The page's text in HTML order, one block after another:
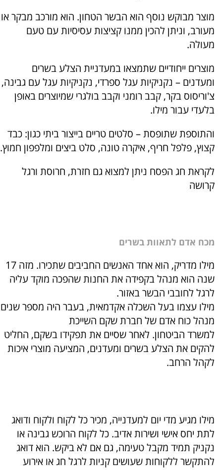
מוצר מבוקש נוסף הוא הבשר הטחון. הוא מורכב מבקר או
מעורב, וניתן להכין ממנו קציצות עסיסיות עם טעם
מעולה.
מוצרים ייחודיים שתמצאו במעדניית הצלע בשרים
ומעדנים – נקניקיות עגל ספרדי, נקניקיות עגל עם גבינה,
צ'וריסוס בקר, קבב רומני וקבב בולגרי שמיוצרים באופן
בלעדי עבור מילו.
והתוספת שתופסת – סלטים טריים בייצור ביתי כגון: כבד
קצוץ, פלפל חריף, איקרה טונה, סלט ביצים ומלפפון חמוץ.
לקראת חג הפסח ניתן למצוא גם חזרת, חרוסת ורגל
קרושה
מכח אדם לתאוות בשרים
מילו מדריק, הוא אחד האנשים החביבים שתכירו. מזה 17
שנה הוא מנהל בקפידה את החנות שהפכה מוקד עליה
לרגל לחובבי הבשר באזור.
מילו עצמו בעל השכלה אקדמאית, בעבר היה מספר שנים
מנהל כוח אדם של חברת שקם השייכת
למשרד הביטחון. לאחר שסיים את תפקידו בשקם, החליט
להקים את הצלע בשרים ומעדנים, המציעה מוצרי איכות
לקהל הרחב.
מילו מגיע מדי יום למעדנייה, מכיר כל לקוח ולקוח ודואג
לתת יחס אישי ושירות אדיב. כל לקוח הרוכש גבינה או
נקניק תמיד מקבל טעימה, גם אם לא ביקש. הוא דואג
להתקשר ללקוחות שעושים קניות לרגל חג או אירוע